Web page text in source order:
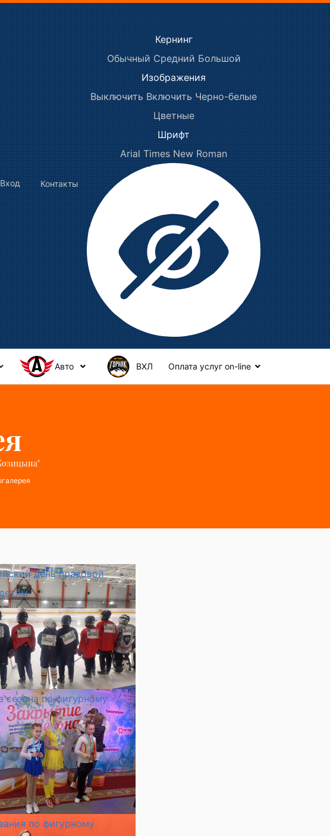
Кернинг
Обычный Средний Большой
Изображения
Выключить Включить Черно-белые
Цветные
Шрифт
Arial Times New Roman
Контакты
Вход
Авто ВХЛ Оплата услуг on-line
день правовой
сезона по фигурному
по фигурному